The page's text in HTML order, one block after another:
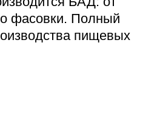
фасовки. Полный
пищевых